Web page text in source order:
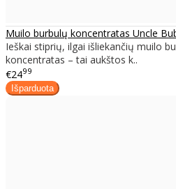
Muilo burbulų koncentratas Uncle
Ieškai stiprių, ilgai išliekančių muilo
koncentratas – tai aukštos k..
€2499